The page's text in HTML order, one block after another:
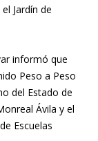
Jardín de
informó que
Peso a Peso
del Estado de
Ávila y el
Escuelas